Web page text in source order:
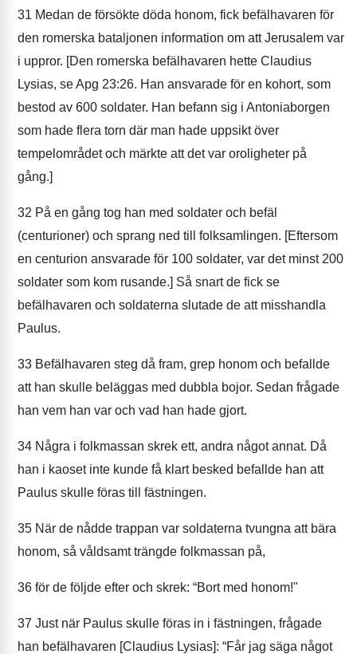
31 Medan de försökte döda honom, fick befälhavaren för
den romerska bataljonen information om att Jerusalem var
i uppror. [Den romerska befälhavaren hette Claudius
Lysias, se Apg 23:26. Han ansvarade för en kohort, som
bestod av 600 soldater. Han befann sig i Antoniaborgen
som hade flera torn där man hade uppsikt över
tempelområdet och märkte att det var oroligheter på
gång.]
32 På en gång tog han med soldater och befäl
(centurioner) och sprang ned till folksamlingen. [Eftersom
en centurion ansvarade för 100 soldater, var det minst 200
soldater som kom rusande.] Så snart de fick se
befälhavaren och soldaterna slutade de att misshandla
Paulus.
33 Befälhavaren steg då fram, grep honom och befallde
att han skulle beläggas med dubbla bojor. Sedan frågade
han vem han var och vad han hade gjort.
34 Några i folkmassan skrek ett, andra något annat. Då
han i kaoset inte kunde få klart besked befallde han att
Paulus skulle föras till fästningen.
35 När de nådde trappan var soldaterna tvungna att bära
honom, så våldsamt trängde folkmassan på,
36 för de följde efter och skrek: “Bort med honom!"
37 Just när Paulus skulle föras in i fästningen, frågade
han befälhavaren [Claudius Lysias]: “Får jag säga något